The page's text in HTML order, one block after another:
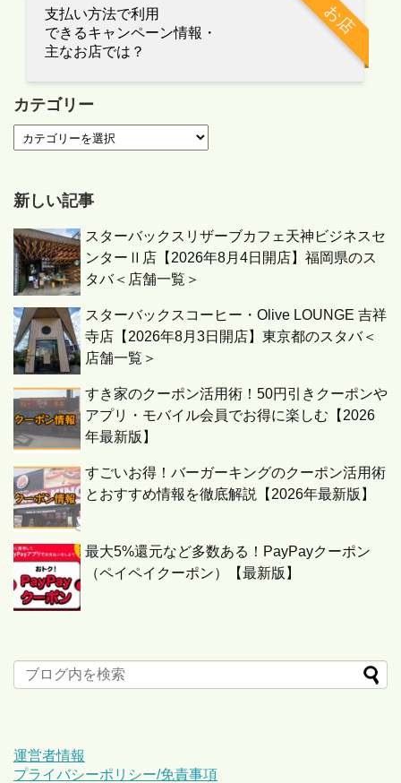
お店
支払い方法で利用
できるキャンペーン情報・
主なお店では？
カテゴリー
新しい記事
スターバックスリザーブカフェ天神ビジネスセ
ンターⅡ店【2026年8月4日開店】福岡県のス
タバ＜店舗一覧＞
スターバックスコーヒー・Olive LOUNGE 吉祥
寺店【2026年8月3日開店】東京都のスタバ＜
店舗一覧＞
すき家のクーポン活用術！50円引きクーポンや
アプリ・モバイル会員でお得に楽しむ【2026
年最新版】
すごいお得！バーガーキングのクーポン活用術
とおすすめ情報を徹底解説【2026年最新版】
最大5%還元など多数ある！PayPayクーポン
（ペイペイクーポン）【最新版】
運営者情報
プライバシーポリシー/免責事項